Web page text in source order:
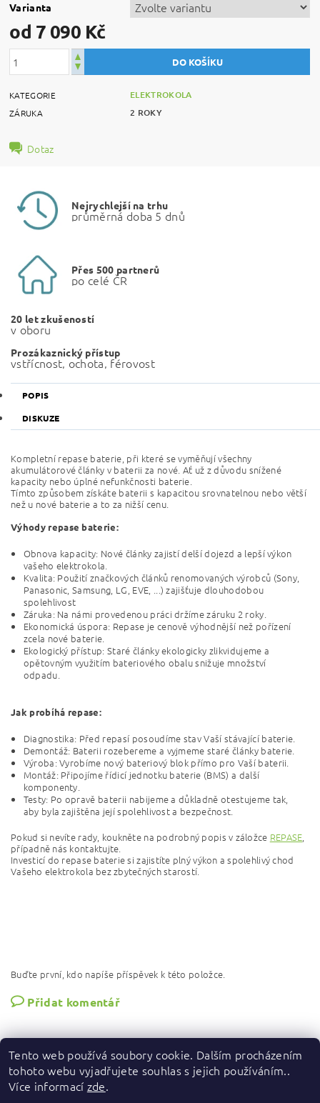
Varianta
od 7 090 Kč
KATEGORIE ELEKTROKOLA
ZÁRUKA 2 ROKY
Dotaz
Nejrychlejší na trhu
průměrná doba 5 dnů
Přes 500 partnerů
po celé ČR
20 let zkušeností
v oboru
Prozákaznický přístup
vstřícnost, ochota, férovost
POPIS
DISKUZE
Kompletní repase baterie, při které se vyměňují všechny
akumulátorové články v baterii za nové. Ať už z důvodu snížené
kapacity nebo úplné nefunkčnosti baterie.
Tímto způsobem získáte baterii s kapacitou srovnatelnou nebo větší
než u nové baterie a to za nižší cenu.
Výhody repase baterie:
Obnova kapacity: Nové články zajistí delší dojezd a lepší výkon
vašeho elektrokola.
Kvalita: Použití značkových článků renomovaných výrobců (Sony,
Panasonic, Samsung, LG, EVE, ...) zajišťuje dlouhodobou
spolehlivost
Záruka: Na námi provedenou práci držíme záruku 2 roky.
Ekonomická úspora: Repase je cenově výhodnější než pořízení
zcela nové baterie.
Ekologický přístup: Staré články ekologicky zlikvidujeme a
opětovným využitím bateriového obalu snižuje množství
odpadu.
Jak probíhá repase:
Diagnostika: Před repasí posoudíme stav Vaší stávající baterie.
Demontáž: Baterii rozebereme a vyjmeme staré články baterie.
Výroba: Vyrobíme nový bateriový blok přímo pro Vaší baterii.
Montáž: Připojíme řídicí jednotku baterie (BMS) a další
komponenty.
Testy: Po opravě baterii nabijeme a důkladně otestujeme tak,
aby byla zajištěna její spolehlivost a bezpečnost.
Pokud si nevíte rady, koukněte na podrobný popis v záložce REPASE
případně nás kontaktujte.
Investicí do repase baterie si zajistíte plný výkon a spolehlivý chod
Vašeho elektrokola bez zbytečných starostí.
Buďte první, kdo napíše příspěvek k této položce.
Přidat komentář
Tento web používá soubory cookie. Dalším procházením
tohoto webu vyjadřujete souhlas s jejich používáním..
Více informací zde.